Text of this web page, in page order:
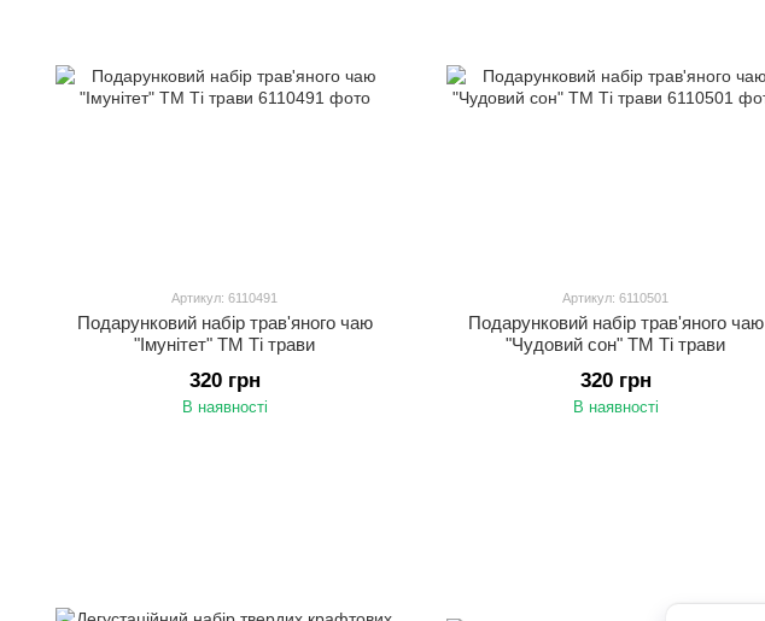
Артикул: 6110491
Подарунковий набір трав'яного чаю
"Імунітет" ТМ Ті трави
320 грн
В наявності
Артикул: 6110501
Подарунковий набір трав'яного чаю
"Чудовий сон" ТМ Ті трави
320 грн
В наявності